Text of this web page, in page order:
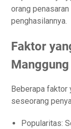
orang
penghasilannya.
Faktor
Manggung
Beberapa
seseorang
Popularitas: